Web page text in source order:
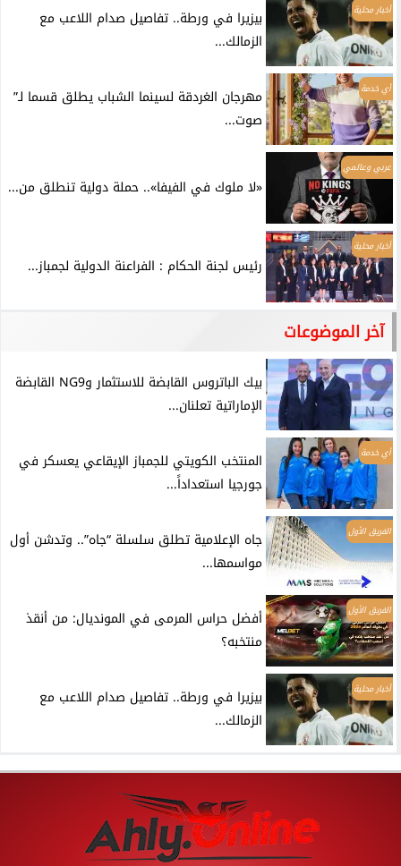
أخبار محلية
بيزيرا في ورطة.. تفاصيل صدام اللاعب مع
الزمالك...
أي خدمة
مهرجان الغردقة لسينما الشباب يطلق قسما لـ”
صوت...
عربي وعالمي
«لا ملوك في الفيفا».. حملة دولية تنطلق من...
أخبار محلية
رئيس لجنة الحكام : الفراعنة الدولية لجمباز...
آخر الموضوعات
بيك الباتروس القابضة للاستثمار وNG9 القابضة
الإماراتية تعلنان...
أي خدمة
المنتخب الكويتي للجمباز الإيقاعي يعسكر في
جورجيا استعداداً...
الفريق الأول
جاه الإعلامية تطلق سلسلة “جاه”.. وتدشن أول
مواسمها...
الفريق الأول
أفضل حراس المرمى في المونديال: من أنقذ
منتخبه؟
أخبار محلية
بيزيرا في ورطة.. تفاصيل صدام اللاعب مع
الزمالك...